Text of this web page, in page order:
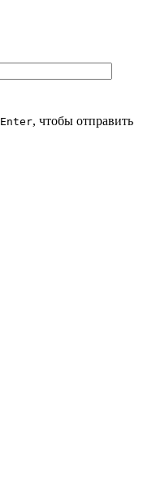
Enter, чтобы отправить